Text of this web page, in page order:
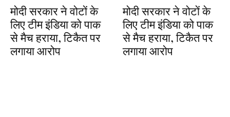
मोदी सरकार ने वोटों के
लिए टीम इंडिया को पाक
से मैच हराया, टिकैत पर
लगाया आरोप
मोदी सरकार ने वोटों के
लिए टीम इंडिया को पाक
से मैच हराया, टिकैत पर
लगाया आरोप